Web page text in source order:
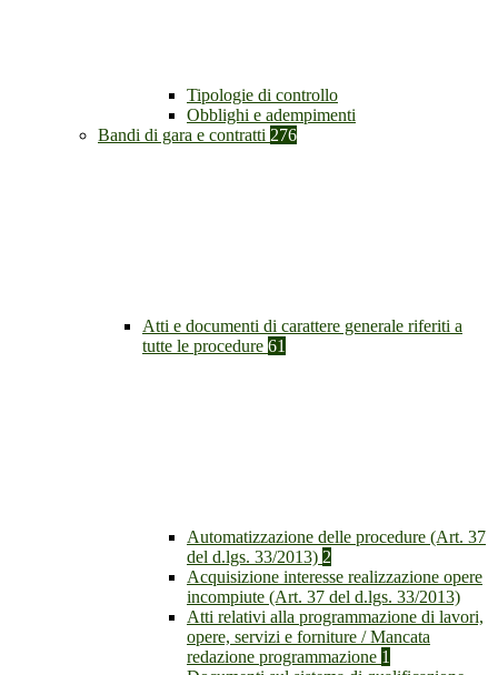
Tipologie di controllo
Obblighi e adempimenti
Bandi di gara e contratti 276
Atti e documenti di carattere generale riferiti a
tutte le procedure 61
Automatizzazione delle procedure (Art. 37
del d.lgs. 33/2013) 2
Acquisizione interesse realizzazione opere
incompiute (Art. 37 del d.lgs. 33/2013)
Atti relativi alla programmazione di lavori,
opere, servizi e forniture / Mancata
redazione programmazione 1